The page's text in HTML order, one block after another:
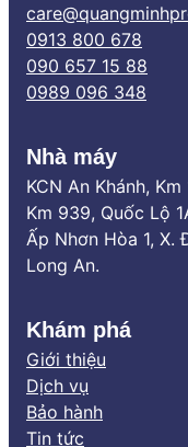
0913 800 678
090 657 15 88
0989 096 348
Nhà máy
KCN An Khánh,
Km 939, Quốc Lộ
Ấp Nhơn Hòa 1, X.
Long An.
Khám phá
Giới thiệu
Dịch vụ
Bảo hành
Tin tức